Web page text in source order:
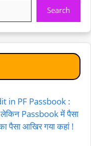
Search
in PF Passbook :
Passbook में पैसा
पैसा आखिर गया कहां !